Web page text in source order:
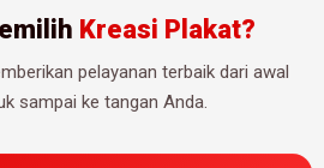
Kreasi Plakat?
pelayanan terbaik dari awal
sampai ke tangan Anda.